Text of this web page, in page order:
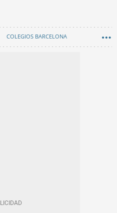
COLEGIOS BARCELONA